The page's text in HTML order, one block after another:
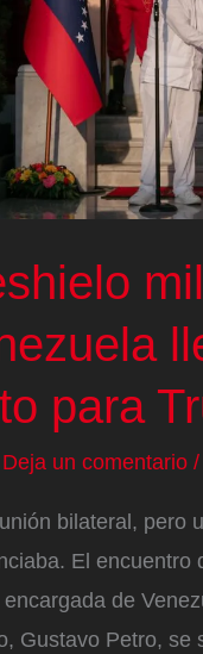
para
Deja un comentario /
bilateral, pero
El encuentro
de
Gustavo Petro, se